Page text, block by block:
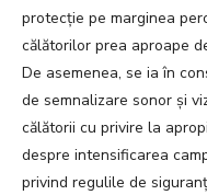
protecție pe marginea
călătorilor prea aproape
De asemenea, se ia în
de semnalizare sonor și
călătorii cu privire la
despre intensificarea
privind regulile de